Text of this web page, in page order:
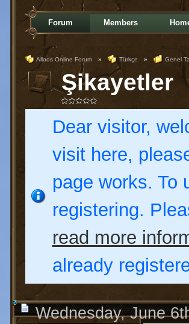
Forum Members
Allods Online Forum » Türkçe » Genel
Şikayetler
Dear visitor,
visit here,
page works. To
registering.
read more
already
Wednesday, June